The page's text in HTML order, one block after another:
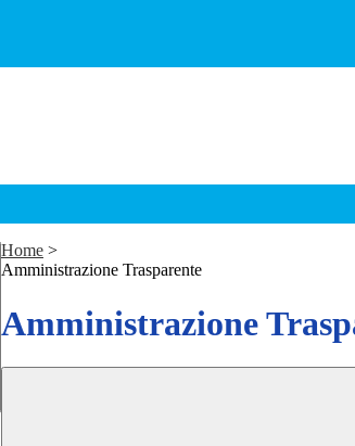
Home >
Amministrazione Trasparente
Amministrazione